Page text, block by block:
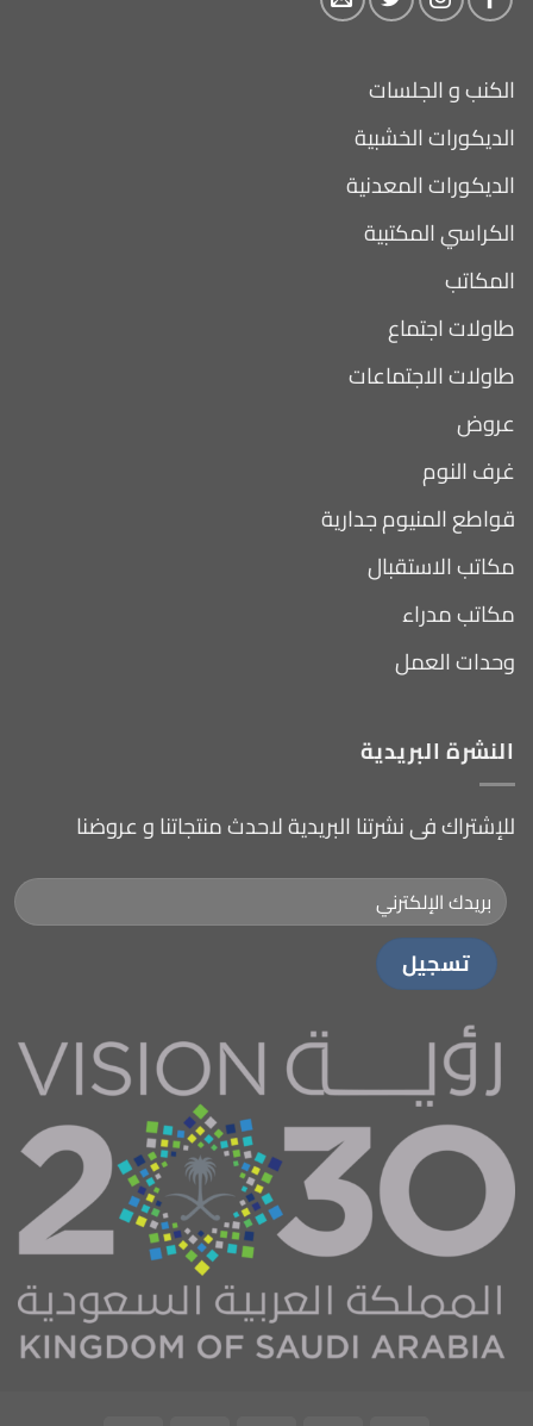
الكنب و الجلسات
الديكورات الخشبية
الديكورات المعدنية
الكراسي المكتبية
المكاتب
طاولات اجتماع
طاولات الاجتماعات
عروض
غرف النوم
قواطع المنيوم جدارية
مكاتب الاستقبال
مكاتب مدراء
وحدات العمل
النشرة البريدية
للإشتراك فى نشرتنا البريدية لاحدث منتجاتنا و عروضنا